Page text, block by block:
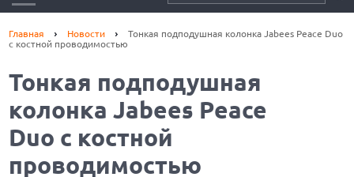
Главная Новости
Тонкая подподушная колонка Jabees Peace Duo
с костной проводимостью
Тонкая подподушная
колонка Jabees Peace
Duo с костной
проводимостью